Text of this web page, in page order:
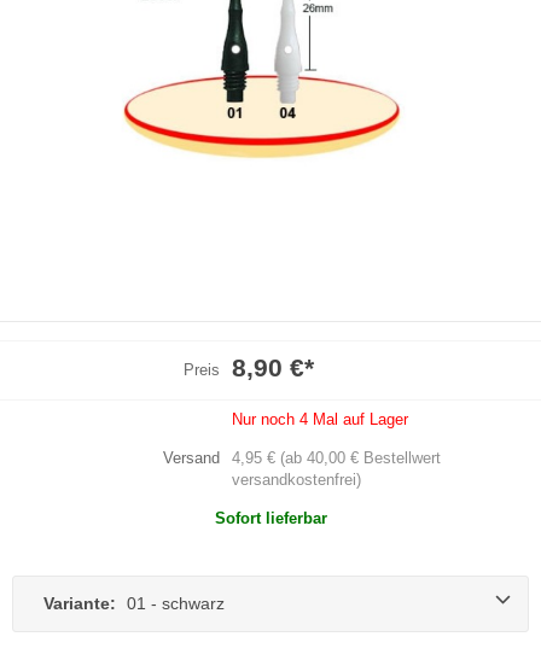
Preis 8,90 €*
Nur noch 4 Mal auf Lager
Versand
4,95 € (ab 40,00 € Bestellwert
versandkostenfrei)
Sofort lieferbar
Variante: 01 - schwarz